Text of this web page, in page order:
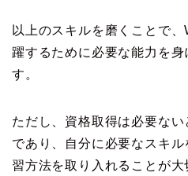
以上のスキルを磨くことで
躍するために必要な能力を身
す。
ただし、資格取得は必要な
であり、自分に必要なスキ
習方法を取り入れることが大